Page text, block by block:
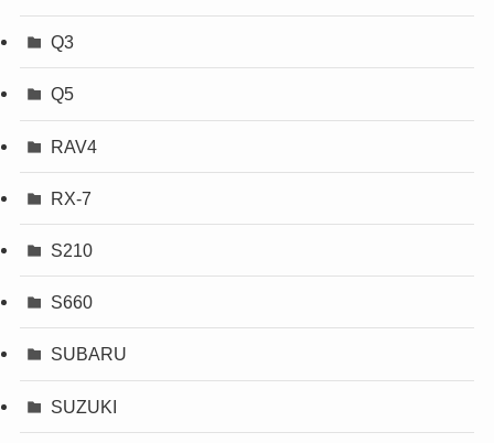
Q3
Q5
RAV4
RX-7
S210
S660
SUBARU
SUZUKI